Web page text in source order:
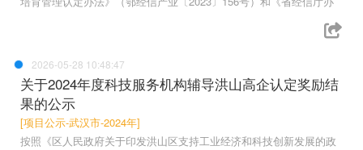
2026-05-28 10:48:47
关于2024年度科技服务机构辅导洪山高企认定奖励结
果的公示
[项目公示-武汉市-2024年]
按照《区人民政府关于印发洪山区支持工业经济和科技创新发展的政